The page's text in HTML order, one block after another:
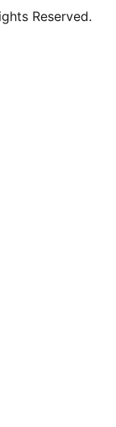
Reserved.